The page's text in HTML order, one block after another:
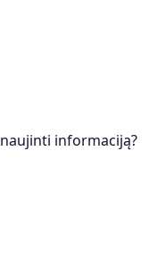
informaciją?